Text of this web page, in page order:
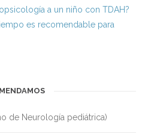
a un niño con TDAH?
es recomendable para
de Neurología pediátrica)